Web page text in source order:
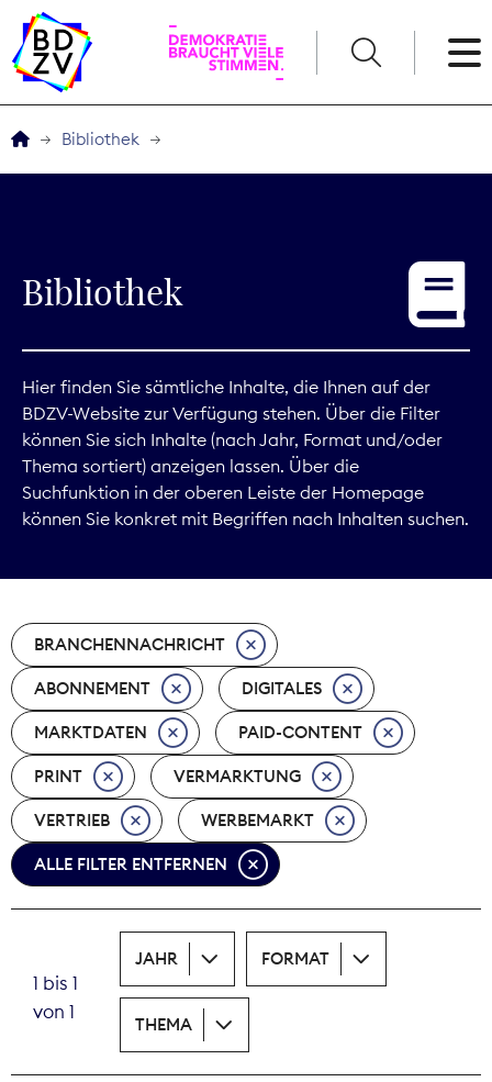
Service
Digitales
Kommunikation
Marktdaten
Nachhaltigkeit
Nachwuchs
Nova Award
Pressefreiheit
Print
Theodor-Wolff-Preis
Bibliothek
Bibliothek
Hier finden Sie sämtliche Inhalte, die Ihnen auf der
BDZV-Website zur Verfügung stehen. Über die Filter
können Sie sich Inhalte (nach Jahr, Format und/oder
Thema sortiert) anzeigen lassen. Über die
Suchfunktion in der oberen Leiste der Homepage
können Sie konkret mit Begriffen nach Inhalten suchen.
BRANCHENNACHRICHT
ABONNEMENT DIGITALES
MARKTDATEN PAID-CONTENT
PRINT VERMARKTUNG
VERTRIEB WERBEMARKT
ALLE FILTER ENTFERNEN
1 bis 1
von 1
JAHR FORMAT
THEMA